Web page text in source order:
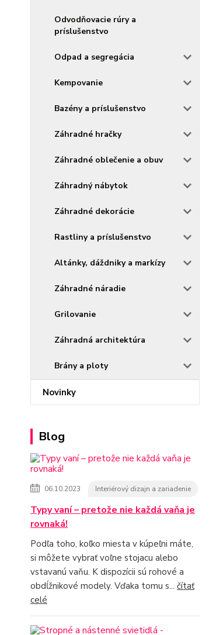
Odvodňovacie rúry a
príslušenstvo
Odpad a segregácia
Kempovanie
Bazény a príslušenstvo
Záhradné hračky
Záhradné oblečenie a obuv
Záhradný nábytok
Záhradné dekorácie
Rastliny a príslušenstvo
Altánky, dáždniky a markízy
Záhradné náradie
Grilovanie
Záhradná architektúra
Brány a ploty
Novinky
Blog
06.10.2023 Interiérový dizajn a zariadenie
Typy vaní – pretože nie každá vaňa je
rovnaká!
Podľa toho, koľko miesta v kúpeľni máte,
si môžete vybrať voľne stojacu alebo
vstavanú vaňu. K dispozícii sú rohové a
obdĺžnikové modely. Vďaka tomu s... čítať
celé